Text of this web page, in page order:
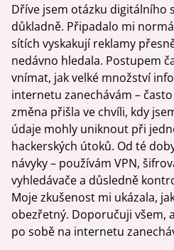
Dříve jsem otázku digitálního
důkladně. Připadalo mi
sítích vyskakují reklamy
nedávno hledala. Postupem
vnímat, jak velké množství
internetu zanechávám –
změna přišla ve chvíli, kdy
údaje mohly uniknout při
hackerských útoků. Od té
návyky – používám VPN,
vyhledávače a důsledně
Moje zkušenost mi ukázala,
obezřetný. Doporučuji všem,
po sobě na internetu